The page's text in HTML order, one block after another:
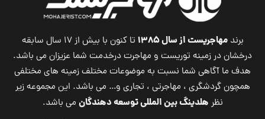
برندمهاجریست از سال ۱۳۸۵
تا کنون با بیش از ۱۷ سال سابقه
درخشان در زمینه توریست و مهاجرت درخدمت شما عزیزان می باشد.
هدف ما آگاهی شما نسبت به موضوعات مختلف زمینه های مختلفی
همچون گردشگری ، مهاجرتی ، تجاری و… می باشد. این مجموعه زیر
نظر هلدینگ بین المللی توسعه دهندگان می باشد.